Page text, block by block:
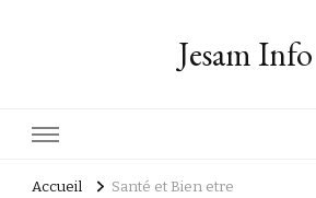
Jesam Info
Accueil Santé et Bien etre